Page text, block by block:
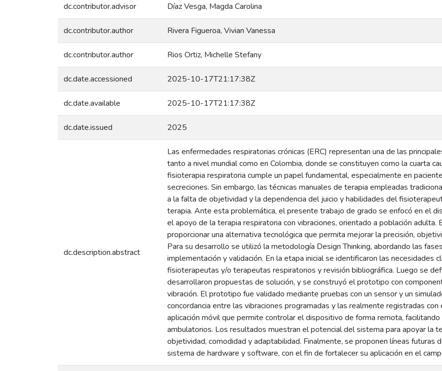
dc.contributor.advisor Díaz Vesga, Magda Carolina
dc.contributor.author Rivera Figueroa, Vivian Vanessa
dc.contributor.author Rios Ortiz, Michelle Stefany
dc.date.accessioned 2025-10-17T21:17:38Z
dc.date.available 2025-10-17T21:17:38Z
dc.date.issued 2025
dc.description.abstract
Las enfermedades respiratorias crónicas (ERC) representan una de las
tanto a nivel mundial como en Colombia, donde se constituyen como la cuarta
fisioterapia respiratoria cumple un papel fundamental, especialmente en
secreciones. Sin embargo, las técnicas manuales de terapia empleadas
a la falta de objetividad y la dependencia del juicio y habilidades del
terapia. Ante esta problemática, el presente trabajo de grado se enfocó en el
el apoyo de la terapia respiratoria con vibraciones, orientado a población
proporcionar una alternativa tecnológica que permita mejorar la precisión,
Para su desarrollo se utilizó la metodología Design Thinking, abordando las
implementación y validación. En la etapa inicial se identificaron las necesidades
fisioterapeutas y/o terapeutas respiratorios y revisión bibliográfica. Luego se
desarrollaron propuestas de solución, y se construyó el prototipo con
vibración. El prototipo fue validado mediante pruebas con un sensor y un
concordancia entre las vibraciones programadas y las realmente registradas
aplicación móvil que permite controlar el dispositivo de forma remota,
ambulatorios. Los resultados muestran el potencial del sistema para apoyar la
objetividad, comodidad y adaptabilidad. Finalmente, se proponen líneas futuras
sistema de hardware y software, con el fin de fortalecer su aplicación en el